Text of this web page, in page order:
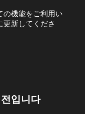
の機能をご利用い
新してくださ
입니다